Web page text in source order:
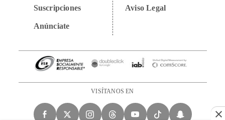
Suscripciones
Anúnciate
Aviso Legal
VISÍTANOS EN